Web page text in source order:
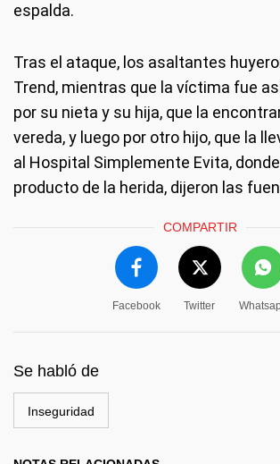
espalda.
Tras el ataque, los asaltantes
Trend, mientras que la víctima fue
por su nieta y su hija, que la
vereda, y luego por otro hijo, que la
al Hospital Simplemente Evita,
producto de la herida, dijeron las
COMPARTIR
Facebook Twitter
Se habló de
Inseguridad